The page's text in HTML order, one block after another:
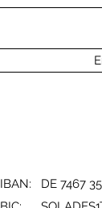
IBAN: DE 7467